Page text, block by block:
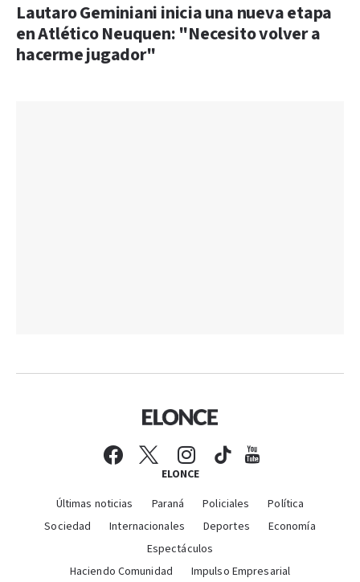
Lautaro Geminiani inicia una nueva etapa
en Atlético Neuquen: "Necesito volver a
hacerme jugador"
ELONCE
Últimas noticias Paraná Policiales
Política
Sociedad
Internacionales Deportes
Economía
Espectáculos
Haciendo Comunidad
Impulso Empresarial